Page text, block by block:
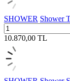
SHOWER Shower
10.870,00 TL